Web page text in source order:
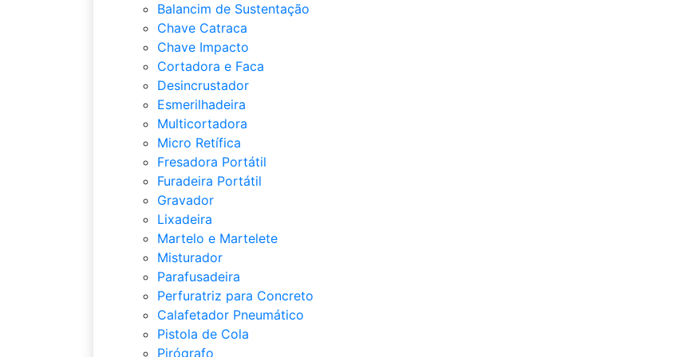
Balancim de Sustentação
Chave Catraca
Chave Impacto
Cortadora e Faca
Desincrustador
Esmerilhadeira
Multicortadora
Micro Retífica
Fresadora Portátil
Furadeira Portátil
Gravador
Lixadeira
Martelo e Martelete
Misturador
Parafusadeira
Perfuratriz para Concreto
Calafetador Pneumático
Pistola de Cola
Pirógrafo